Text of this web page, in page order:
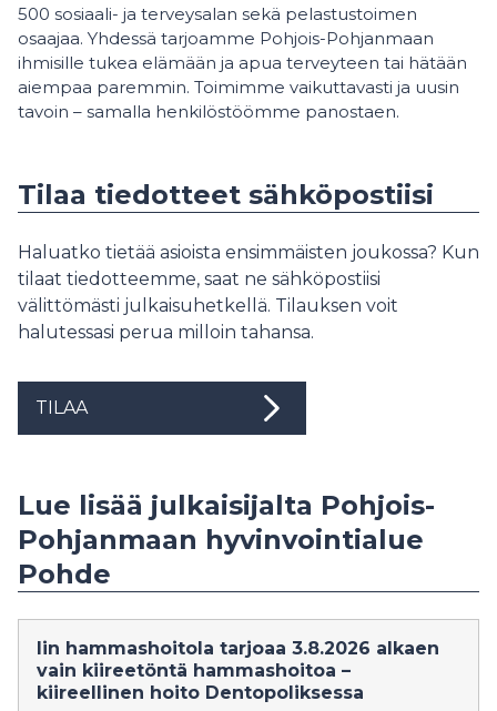
500 sosiaali- ja terveysalan sekä pelastustoimen
osaajaa. Yhdessä tarjoamme Pohjois-Pohjanmaan
ihmisille tukea elämään ja apua terveyteen tai hätään
aiempaa paremmin. Toimimme vaikuttavasti ja uusin
tavoin – samalla henkilöstöömme panostaen.
Tilaa tiedotteet sähköpostiisi
Haluatko tietää asioista ensimmäisten joukossa? Kun
tilaat tiedotteemme, saat ne sähköpostiisi
välittömästi julkaisuhetkellä. Tilauksen voit
halutessasi perua milloin tahansa.
TILAA
Lue lisää julkaisijalta Pohjois-
Pohjanmaan hyvinvointialue
Pohde
Iin hammashoitola tarjoaa 3.8.2026 alkaen
vain kiireetöntä hammashoitoa –
kiireellinen hoito Dentopoliksessa